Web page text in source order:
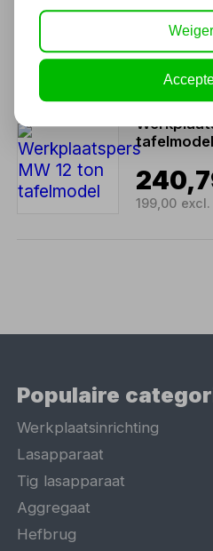
220,00
tafelmodel
199,00 excl.
Populaire
Werkplaatsinrichting
Lasapparaat
Tig lasapparaat
Aggregaat
Hefbrug